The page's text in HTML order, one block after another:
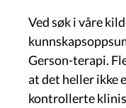
Ved søk i våre
Gerson-terapi.
at det heller ikke
kontrollerte